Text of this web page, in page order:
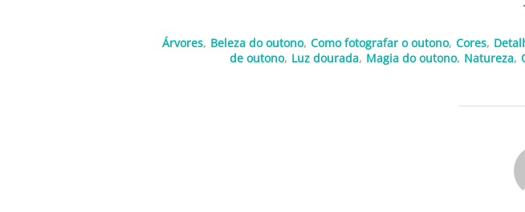
Árvores, Beleza do outono, Como fotografar o outono, Cores,
de outono, Luz dourada, Magia do outono, Natureza,